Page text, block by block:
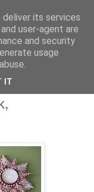
its services
user-agent are
and security
usage
IT